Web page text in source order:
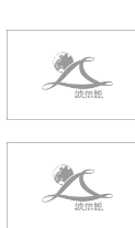
波情報･概況
WAVE HUNTER
気象情報
ニュース
サーフィンエ
アート＆エン
ショップ情報